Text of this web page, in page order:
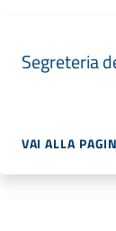
Segreteria
VAI ALLA